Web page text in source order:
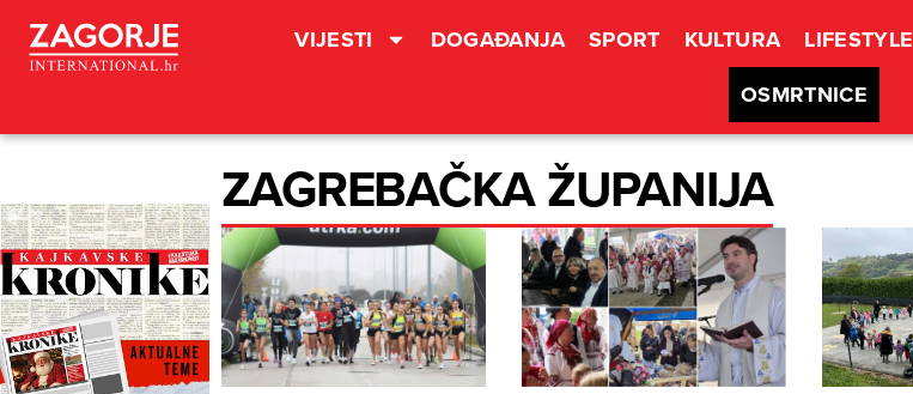
VIJESTI DOGAĐANJA SPORT KULTURA LIFESTYLE
OSMRTNICE
ZAGREBAČKA ŽUPANIJA